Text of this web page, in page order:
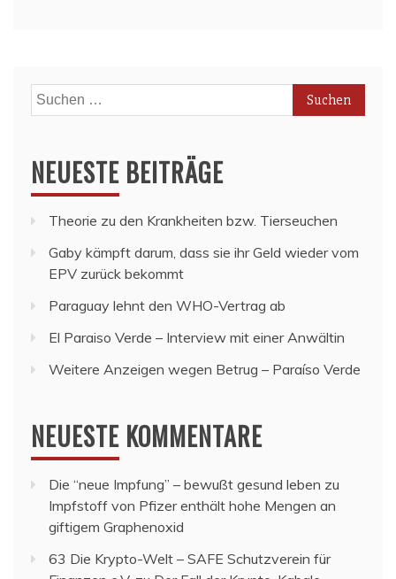
Suchen
nach:
NEUESTE BEITRÄGE
Theorie zu den Krankheiten bzw. Tierseuchen
Gaby kämpft darum, dass sie ihr Geld wieder vom
EPV zurück bekommt
Paraguay lehnt den WHO-Vertrag ab
El Paraiso Verde – Interview mit einer Anwältin
Weitere Anzeigen wegen Betrug – Paraíso Verde
NEUESTE KOMMENTARE
Die “neue Impfung” – bewußt gesund leben zu
Impfstoff von Pfizer enthält hohe Mengen an
giftigem Graphenoxid
63 Die Krypto-Welt – SAFE Schutzverein für